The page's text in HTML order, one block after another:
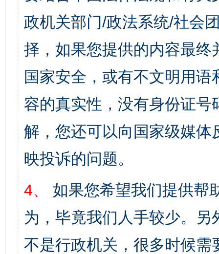
政机关部门/政法系统/社会
择，如果您提供的内容最
国家安全，或有不文明用
容的真实性，没有身份证
解，您还可以向国家级媒
映投诉的问题。
4、
如果您希望我们提供帮
为，毕竟我们人手较少。
不是行政机关，很多时候